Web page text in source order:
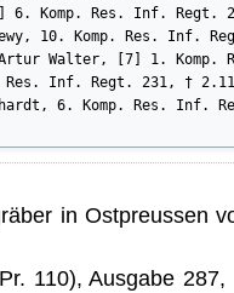
6. Komp. Res. Inf. Regt.
10. Komp. Res. Inf.
Walter, [7] 1. Komp.
Res. Inf. Regt. 231, †
6. Komp. Res. Inf.
in Ostpreussen
110), Ausgabe